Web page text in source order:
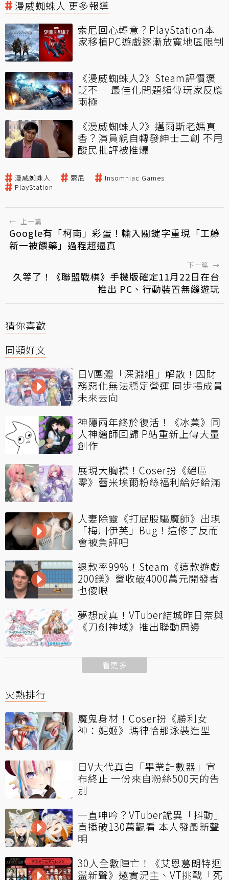
漫威蜘蛛人 更多報導
索尼回心轉意？PlayStation本
家移植PC遊戲逐漸放寬地區限制
《漫威蜘蛛人2》Steam評價褒
貶不一 最佳化問題頻傳玩家反應
兩極
《漫威蜘蛛人2》邁爾斯老媽真
香？演員親自轉發紳士二創 不甩
酸民批評被推爆
漫威蜘蛛人 索尼
Insomniac Games
PlayStation
← 上一篇
Google有「柯南」彩蛋！輸入關鍵字重現「工藤
新一被餵藥」過程超逼真
下一篇 →
久等了！《聯盟戰棋》手機版確定11月22日在台
推出 PC、行動裝置無縫遊玩
猜你喜歡
同類好文
日V團體「深淵組」解散！因財
務惡化無法穩定營運 同步揭成員
未來去向
神隱兩年終於復活！《冰菓》同
人神繪師回歸 P站重新上傳大量
創作
展現大胸襟！Coser扮《絕區
零》蕾米埃爾粉絲福利給好給滿
人妻除靈《打屁股驅魔師》出現
「梅川伊芙」Bug！這修了反而
會被負評吧
退款率99%！Steam《這款遊戲
200鎂》營收破4000萬元開發者
也傻眼
夢想成真！VTuber結城昨日奈與
《刀劍神域》推出聯動周邊
看更多
火熱排行
魔鬼身材！Coser扮《勝利女
神：妮姬》瑪律恰那泳裝造型
日V大代真白「畢業計數器」宣
布終止 一份來自粉絲500天的告
別
一直呻吟？VTuber詭異「抖動」
直播破130萬觀看 本人發最新聲
明
30人全數陣亡！《艾恩葛朗特迴
盪新聲》邀實況主、VT挑戰「死